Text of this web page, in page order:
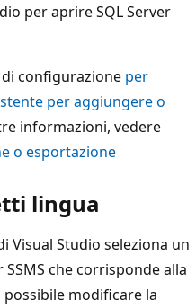
per aprire SQL Server
configurazione per
per aggiungere o
informazioni, vedere
o esportazione
lingua
Visual Studio seleziona un
che corrisponde alla
modificare la